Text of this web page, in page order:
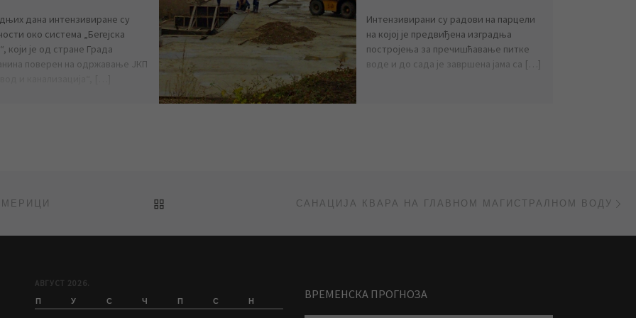
дана интензивиране су
око система „Бегејска
који је од стране Града
поверен на одржавање ЈКП
Интензивирани су радови на парцели
на којој је предвиђена изградња
постројења за пречишћавање питке
воде и до сада је завршена јама са […]
САНАЦИЈА КВАРА НА ГЛАВНОМ МАГИСТРАЛНОМ ВОДУ
АВГУСТ 2026.
П У С Ч П С Н ВРЕМЕНСКА ПРОГНОЗА